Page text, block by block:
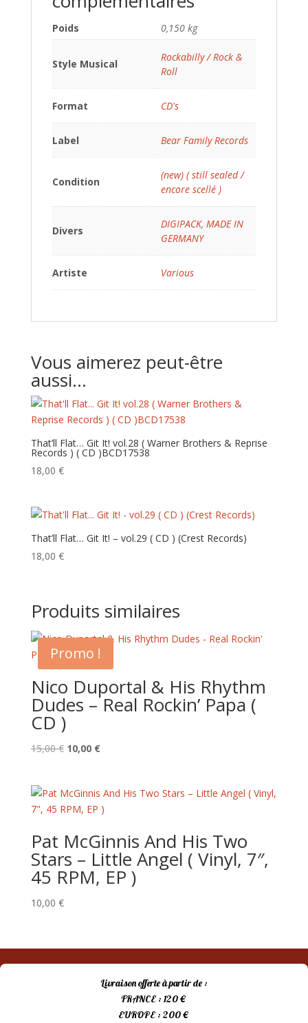
Poids 0,150 kg
Style Musical
Rockabilly / Rock &
Roll
Format CD's
Label Bear Family Records
Condition
(new) ( still sealed /
encore scellé )
Divers
DIGIPACK, MADE IN
GERMANY
Artiste Various
Vous aimerez peut-être
aussi…
That’ll Flat… Git It! vol.28 ( Warner Brothers & Reprise
Records ) ( CD ) BCD17538
18,00 €
That’ll Flat… Git It! – vol.29 ( CD ) ( Crest Records)
18,00 €
Produits similaires
Promo !
Nico Duportal & His Rhythm
Dudes – Real Rockin’ Papa (
CD )
15,00€ Le
était :
15,00 €.
10,00 €Le
est :
10,00 €.
Pat McGinnis And His Two
Stars – Little Angel ( Vinyl, 7″,
45 RPM, EP )
10,00 €
Livraison offerte à partir de :
FRANCE : 120 €
EUROPE : 200 €